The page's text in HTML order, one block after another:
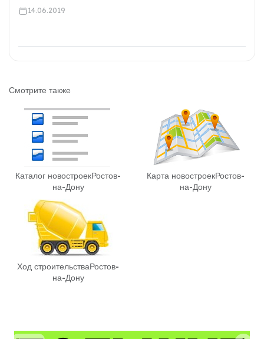
14.06.2019
Смотрите также
Каталог новостроекРостов-
на-Дону
Карта новостроекРостов-
на-Дону
Ход строительстваРостов-
на-Дону